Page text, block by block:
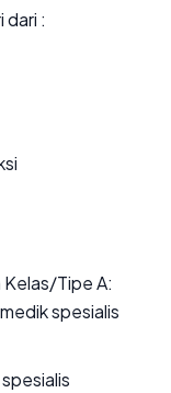
dari :
Kelas/Tipe A:
spesialis